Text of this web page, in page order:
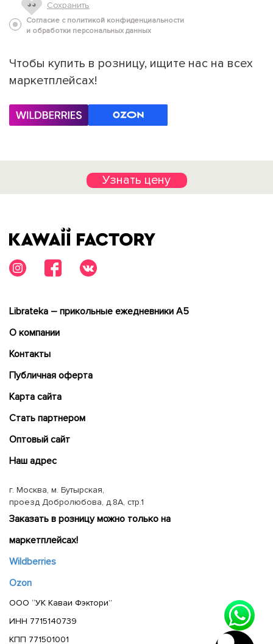
Сохранить
Согласие с политикой конфиденциальности
и обработки персональных данных
Чтобы купить в розницу, ищите нас на всех
маркетплейсах!
Узнать цену
Librateka – прикольные ежедневники А5
О компании
Контакты
Публичная оферта
Карта сайта
Cтать партнером
Оптовый сайт
Наш адрес
г. Москва, м. Бутырская,
проезд Добролюбова, д.8А, стр.1
Заказать в розницу можно только на
маркетплейсах!
Wildberries
Ozon
ООО “УК Каваи Фэктори”
ИНН 7715140739
КПП 771501001